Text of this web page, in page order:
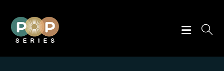
content